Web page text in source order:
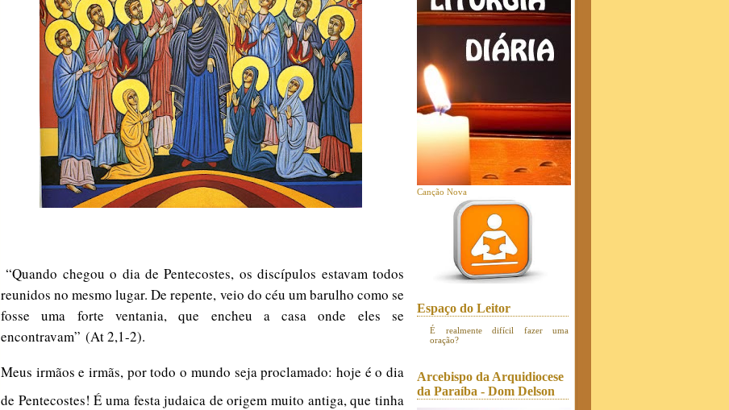
“Quando chegou o dia de Pentecostes, os discípulos estavam todos
reunidos no mesmo lugar. De repente, veio do céu um barulho como se
fosse uma forte ventania, que encheu a casa onde eles se
encontravam” (At 2,1-2).
Meus irmãos e irmãs, por todo o mundo seja proclamado: hoje é o dia
de Pentecostes! É uma festa judaica de origem muito antiga, que tinha
Canção Nova
Espaço do Leitor
É realmente difícil fazer uma
oração?
Arcebispo da Arquidiocese
da Paraíba - Dom Delson